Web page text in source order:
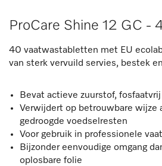
ProCare Shine 12 GC -
40 vaatwastabletten met EU
van sterk vervuild servies, bestek
Bevat actieve zuurstof, fosfaatvrij
Verwijdert op betrouwbare wijze
gedroogde voedselresten
Voor gebruik in professionele
Bijzonder eenvoudige omgang
oplosbare folie